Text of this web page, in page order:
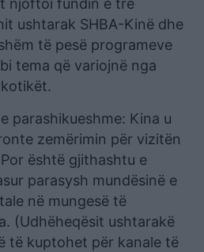
njoftoi fundin e tre
ushtarak SHBA-Kinë dhe
të pesë programeve
tema që variojnë nga
parashikueshme: Kina u
zemërimin për vizitën
është gjithashtu e
parasysh mundësinë e
në mungesë të
(Udhëheqësit ushtarakë
të kuptohet për kanale të